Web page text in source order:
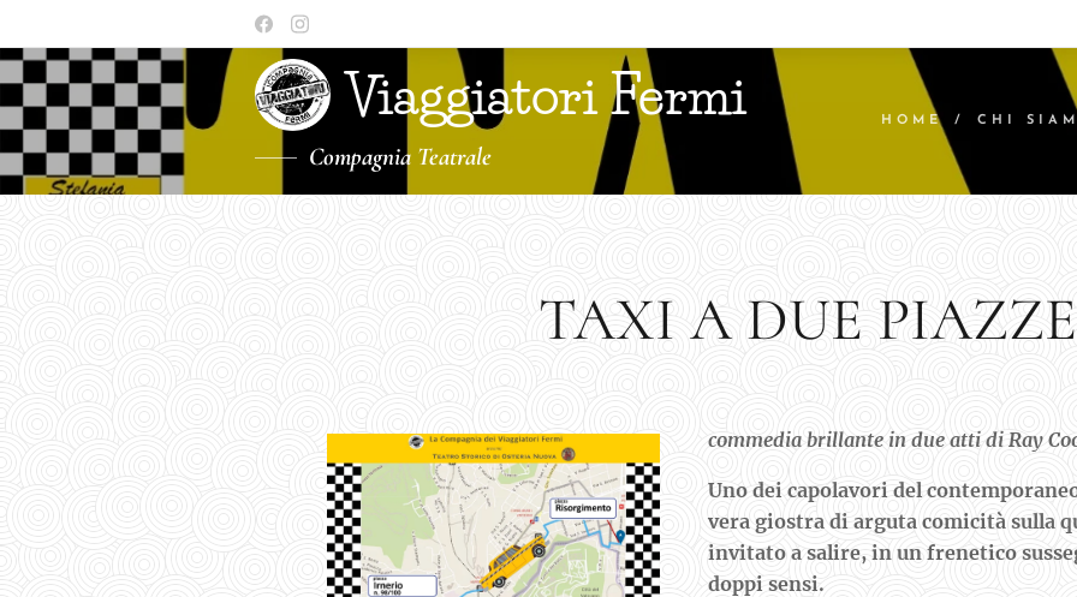
Viaggiatori Fermi
Compagnia Teatrale
HOME CHI
TAXI A DUE PIAZZE
commedia brillante in due atti di Ray
Uno dei capolavori del
vera giostra di arguta comicità sulla
invitato a salire, in un frenetico
doppi sensi.